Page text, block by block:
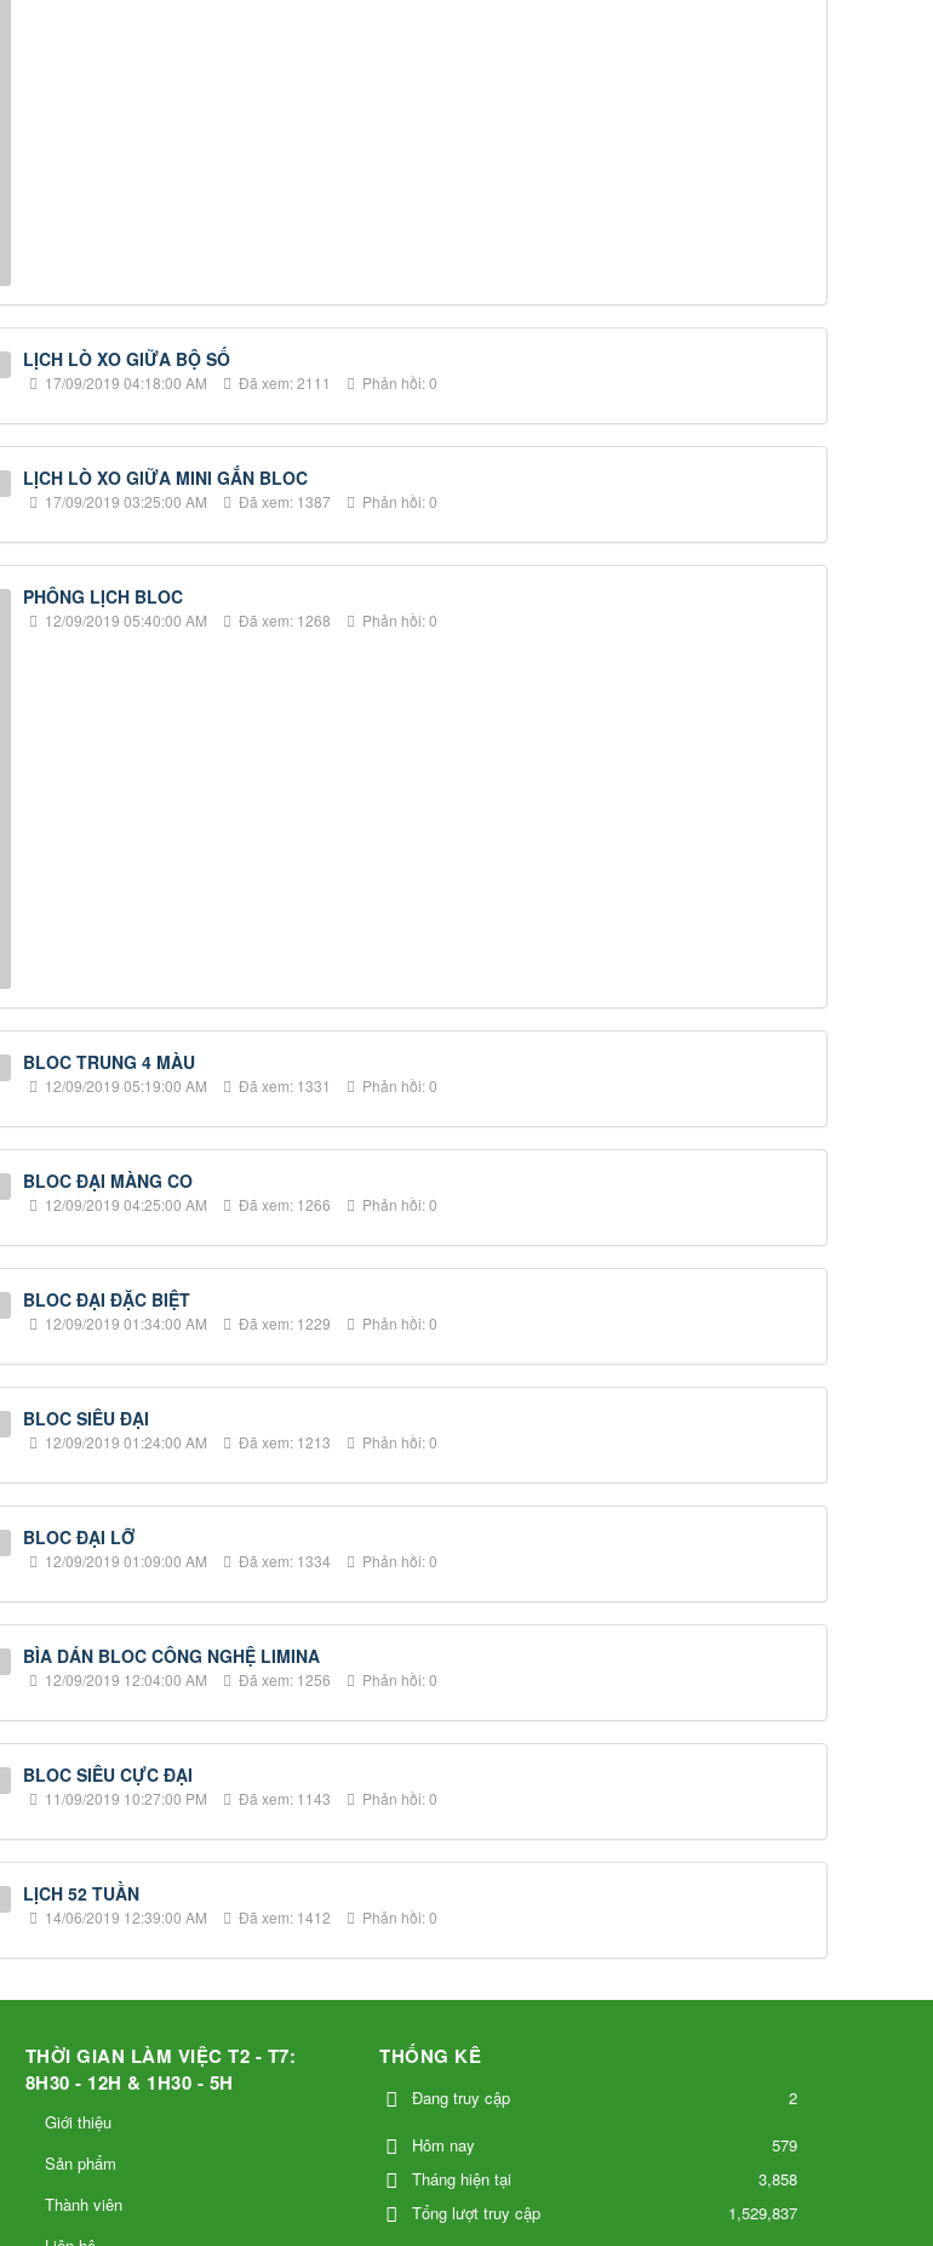
LỊCH LÒ XO GIỮA BỘ SỐ
17/09/2019 04:18:00 AM Đã xem: 2111 Phản hồi: 0
LỊCH LÒ XO GIỮA MINI GẮN BLOC
17/09/2019 03:25:00 AM Đã xem: 1387 Phản hồi: 0
PHÔNG LỊCH BLOC
12/09/2019 05:40:00 AM Đã xem: 1268 Phản hồi: 0
BLOC TRUNG 4 MÀU
12/09/2019 05:19:00 AM Đã xem: 1331 Phản hồi: 0
BLOC ĐẠI MÀNG CO
12/09/2019 04:25:00 AM Đã xem: 1266 Phản hồi: 0
BLOC ĐẠI ĐẶC BIỆT
12/09/2019 01:34:00 AM Đã xem: 1229 Phản hồi: 0
BLOC SIÊU ĐẠI
12/09/2019 01:24:00 AM Đã xem: 1213 Phản hồi: 0
BLOC ĐẠI LỠ
12/09/2019 01:09:00 AM Đã xem: 1334 Phản hồi: 0
BÌA DÁN BLOC CÔNG NGHỆ LIMINA
12/09/2019 12:04:00 AM Đã xem: 1256 Phản hồi: 0
BLOC SIÊU CỰC ĐẠI
11/09/2019 10:27:00 PM Đã xem: 1143 Phản hồi: 0
LỊCH 52 TUẦN
14/06/2019 12:39:00 AM Đã xem: 1412 Phản hồi: 0
THỜI GIAN LÀM VIỆC T2 - T7:
8H30 - 12H & 1H30 - 5H
Giới thiệu
Sản phẩm
Thành viên
Liên hệ
THỐNG KÊ
Đang truy cập 2
Hôm nay
579
Tháng hiện tại
3,858
Tổng lượt truy cập
1,529,837